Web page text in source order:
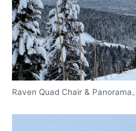
Raven Quad Chair & Panorama。